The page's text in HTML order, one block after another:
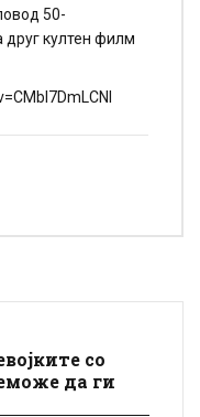
50-
култен филм
со
да ги